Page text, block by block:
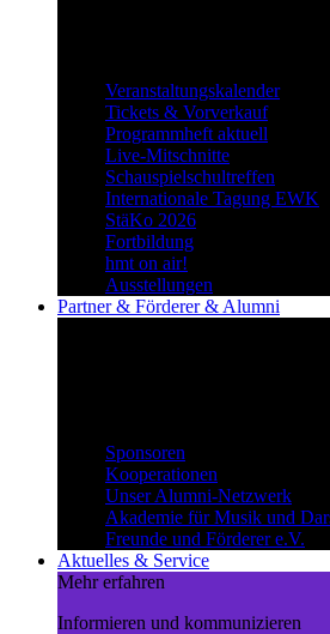
Veranstaltungskalender
Tickets & Vorverkauf
Programmheft aktuell
Live-Mitschnitte
Schauspielschultreffen
Internationale Tagung EWK
StäKo 2026
Fortbildung
hmt on air!
Ausstellungen
Partner & Förderer & Alumni
Sponsoren
Kooperationen
Unser Alumni-Netzwerk
Akademie für Musik und
Freunde und Förderer e.V.
Aktuelles & Service
Mehr erfahren
Informieren und kommunizieren